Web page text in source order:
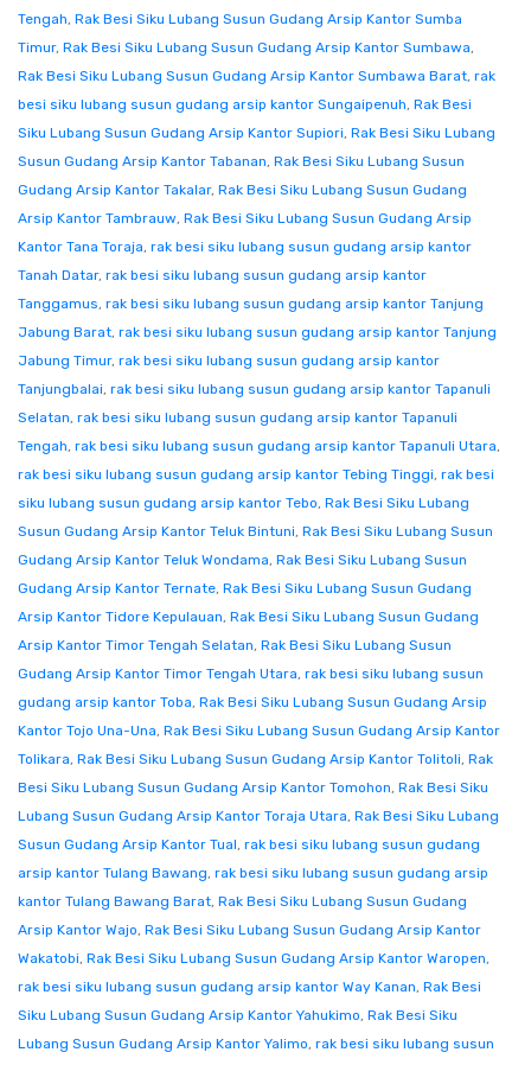
Tengah, Rak Besi Siku Lubang Susun Gudang Arsip Kantor Sumba
Timur, Rak Besi Siku Lubang Susun Gudang Arsip Kantor Sumbawa,
Rak Besi Siku Lubang Susun Gudang Arsip Kantor Sumbawa Barat, rak
besi siku lubang susun gudang arsip kantor Sungaipenuh, Rak Besi
Siku Lubang Susun Gudang Arsip Kantor Supiori, Rak Besi Siku Lubang
Susun Gudang Arsip Kantor Tabanan, Rak Besi Siku Lubang Susun
Gudang Arsip Kantor Takalar, Rak Besi Siku Lubang Susun Gudang
Arsip Kantor Tambrauw, Rak Besi Siku Lubang Susun Gudang Arsip
Kantor Tana Toraja, rak besi siku lubang susun gudang arsip kantor
Tanah Datar, rak besi siku lubang susun gudang arsip kantor
Tanggamus, rak besi siku lubang susun gudang arsip kantor Tanjung
Jabung Barat, rak besi siku lubang susun gudang arsip kantor Tanjung
Jabung Timur, rak besi siku lubang susun gudang arsip kantor
Tanjungbalai, rak besi siku lubang susun gudang arsip kantor Tapanuli
Selatan, rak besi siku lubang susun gudang arsip kantor Tapanuli
Tengah, rak besi siku lubang susun gudang arsip kantor Tapanuli Utara,
rak besi siku lubang susun gudang arsip kantor Tebing Tinggi, rak besi
siku lubang susun gudang arsip kantor Tebo, Rak Besi Siku Lubang
Susun Gudang Arsip Kantor Teluk Bintuni, Rak Besi Siku Lubang Susun
Gudang Arsip Kantor Teluk Wondama, Rak Besi Siku Lubang Susun
Gudang Arsip Kantor Ternate, Rak Besi Siku Lubang Susun Gudang
Arsip Kantor Tidore Kepulauan, Rak Besi Siku Lubang Susun Gudang
Arsip Kantor Timor Tengah Selatan, Rak Besi Siku Lubang Susun
Gudang Arsip Kantor Timor Tengah Utara, rak besi siku lubang susun
gudang arsip kantor Toba, Rak Besi Siku Lubang Susun Gudang Arsip
Kantor Tojo Una-Una, Rak Besi Siku Lubang Susun Gudang Arsip Kantor
Tolikara, Rak Besi Siku Lubang Susun Gudang Arsip Kantor Tolitoli, Rak
Besi Siku Lubang Susun Gudang Arsip Kantor Tomohon, Rak Besi Siku
Lubang Susun Gudang Arsip Kantor Toraja Utara, Rak Besi Siku Lubang
Susun Gudang Arsip Kantor Tual, rak besi siku lubang susun gudang
arsip kantor Tulang Bawang, rak besi siku lubang susun gudang arsip
kantor Tulang Bawang Barat, Rak Besi Siku Lubang Susun Gudang
Arsip Kantor Wajo, Rak Besi Siku Lubang Susun Gudang Arsip Kantor
Wakatobi, Rak Besi Siku Lubang Susun Gudang Arsip Kantor Waropen,
rak besi siku lubang susun gudang arsip kantor Way Kanan, Rak Besi
Siku Lubang Susun Gudang Arsip Kantor Yahukimo, Rak Besi Siku
Lubang Susun Gudang Arsip Kantor Yalimo, rak besi siku lubang susun